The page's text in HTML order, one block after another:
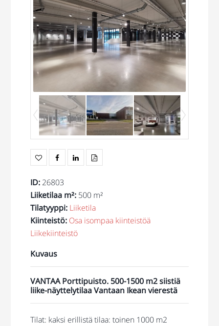
ID: 26803
Liiketilaa m²: 500 m²
Tilatyyppi: Liiketila
Kiinteistö: Osa isompaa kiinteistöä
Liikekiinteistö
Kuvaus
VANTAA Porttipuisto. 500-1500 m2 siistiä
liike-näyttelytilaa Vantaan Ikean vierestä
Tilat: kaksi erillistä tilaa: toinen 1000 m2